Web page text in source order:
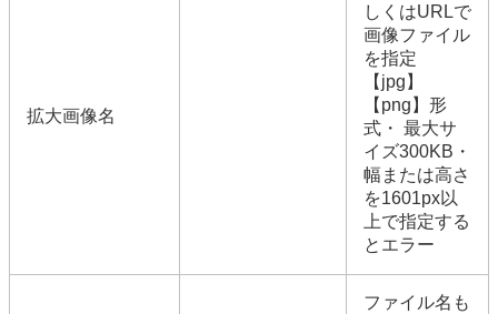
拡大画像名
しくはURLで
画像ファイル
を指定
【jpg】
【png】形
式・ 最大サ
イズ300KB・
幅または高さ
を1601px以
上で指定する
とエラー
ファイル名も